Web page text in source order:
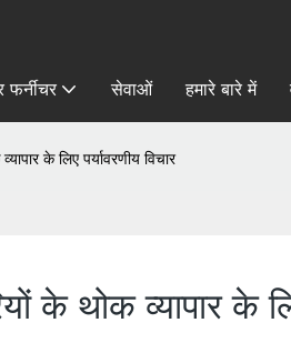
सेवाओं हमारे बारे में
के लिए पर्यावरणीय विचार
के थोक व्यापार के